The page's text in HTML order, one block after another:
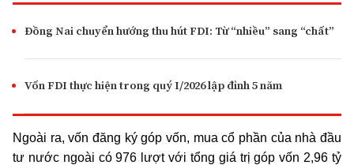
Đồng Nai chuyển hướng thu hút FDI: Từ “nhiều” sang “chất”
Vốn FDI thực hiện trong quý I/2026 lập đỉnh 5 năm
Ngoài ra, vốn đăng ký góp vốn, mua cổ phần của nhà đầu
tư nước ngoài có 976 lượt với tổng giá trị góp vốn 2,96 tỷ